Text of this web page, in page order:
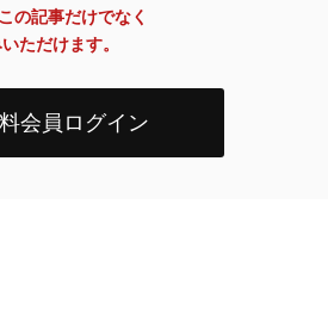
の記事だけでなく
ただけます。
会員ログイン